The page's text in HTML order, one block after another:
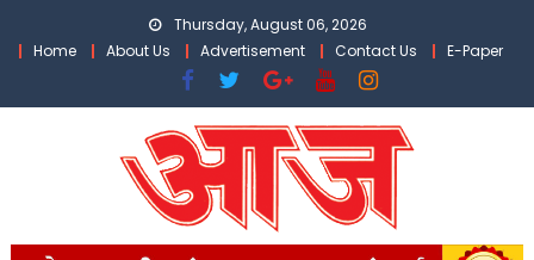
Thursday, August 06, 2026
Home
About Us Advertisement Contact Us E-Paper